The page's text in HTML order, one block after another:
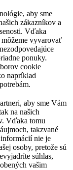
aby sme
zákazníkov a
Vďaka
vyvarovať
ponuky.
cookie
napríklad
aby sme Vám
na našich
Vďaka tomu
takzvané
nie je
osoby, pretože sú
súhlas,
vašim